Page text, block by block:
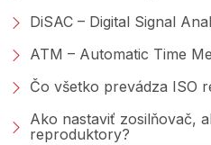
DiSAC – Digital Signal
ATM – Automatic Time
Čo všetko prevádza ISO
Ako nastaviť zosilňovač,
reproduktory?